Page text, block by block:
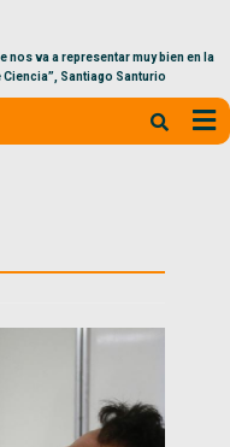
va a representar muy bien en la
Santiago Santurio